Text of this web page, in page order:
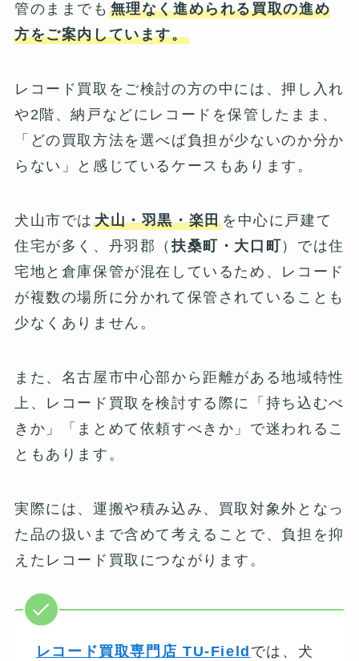
管のままでも 無理なく進められる買取の進め
方をご案内しています。
レコード買取をご検討の方の中には、押し入れ
や2階、納戸などにレコードを保管したまま、
「どの買取方法を選べば負担が少ないのか分か
らない」と感じているケースもあります。
犬山市では 犬山・羽黒・楽田を中心に戸建て
住宅が多く、丹羽郡（扶桑町・大口町
）では住
宅地と倉庫保管が混在しているため、レコード
が複数の場所に分かれて保管されていることも
少なくありません。
また、名古屋市中心部から距離がある地域特性
上、レコード買取を検討する際に「持ち込むべ
きか」「まとめて依頼すべきか」で迷われるこ
ともあります。
実際には、運搬や積み込み、買取対象外となっ
た品の扱いまで含めて考えることで、負担を抑
えたレコード買取につながります。
レコード買取専門店 TU-Field では、犬